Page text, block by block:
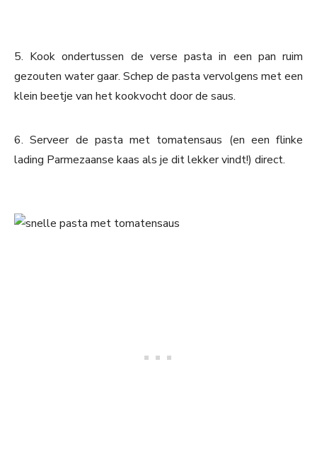
5. Kook ondertussen de verse pasta in een pan ruim
gezouten water gaar. Schep de pasta vervolgens met een
klein beetje van het kookvocht door de saus.
6. Serveer de pasta met tomatensaus (en een flinke
lading Parmezaanse kaas als je dit lekker vindt!) direct.